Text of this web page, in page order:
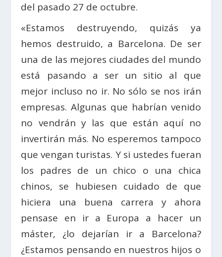
del pasado 27 de octubre.
«Estamos destruyendo, quizás ya
hemos destruido, a Barcelona. De ser
una de las mejores ciudades del mundo
está pasando a ser un sitio al que
mejor incluso no ir. No sólo se nos irán
empresas. Algunas que habrían venido
no vendrán y las que están aquí no
invertirán más. No esperemos tampoco
que vengan turistas. Y si ustedes fueran
los padres de un chico o una chica
chinos, se hubiesen cuidado de que
hiciera una buena carrera y ahora
pensase en ir a Europa a hacer un
máster, ¿lo dejarían ir a Barcelona?
¿Estamos pensando en nuestros hijos o